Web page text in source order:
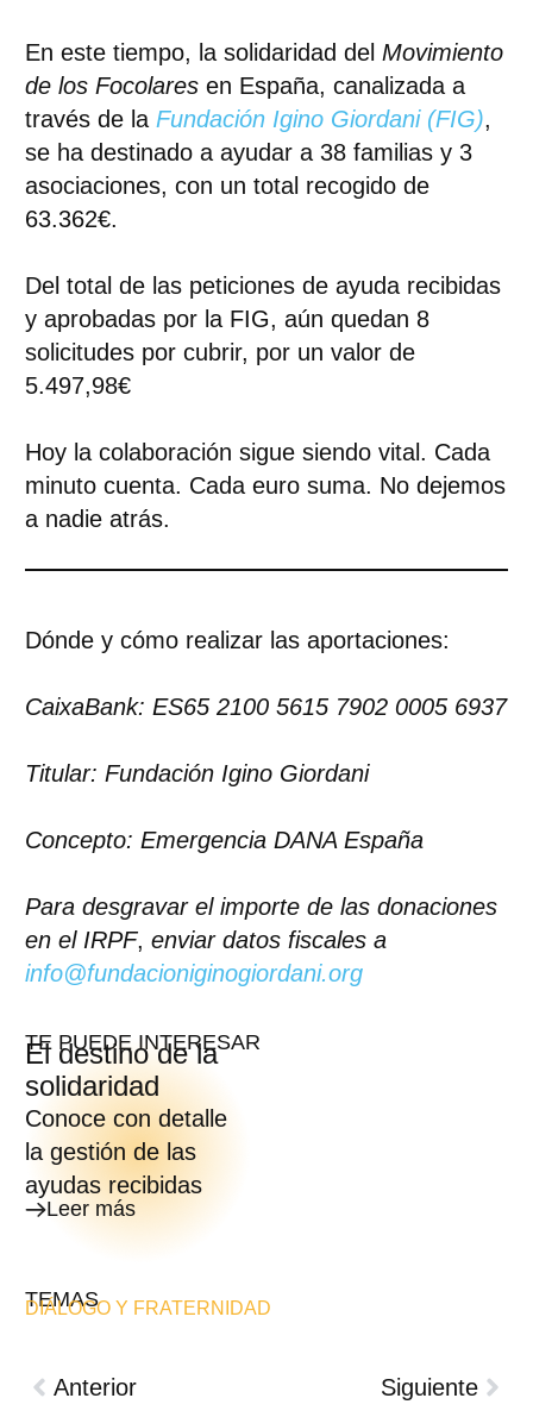
En este tiempo, la solidaridad del Movimiento
de los Focolaresen España, canalizada a
través de la Fundación Igino Giordani (FIG),
se ha destinado a ayudar a 38 familias y 3
asociaciones, con un total recogido de
63.362€.
Del total de las peticiones de ayuda recibidas
y aprobadas por la FIG, aún quedan 8
solicitudes por cubrir, por un valor de
5.497,98€
Hoy la colaboración sigue siendo vital. Cada
minuto cuenta. Cada euro suma. No dejemos
a nadie atrás.
Dónde y cómo realizar las aportaciones:
CaixaBank: ES65 2100 5615 7902 0005 6937
Titular: Fundación Igino Giordani
Concepto: Emergencia DANA España
Para desgravar el importe de las donaciones
en el IRPF, enviar datos fiscales a
info@fundacioniginogiordani.org
TE PUEDE INTERESAR
El destino de la
solidaridad
Conoce con detalle
la gestión de las
ayudas recibidas
Leer más
TEMAS
DIÁLOGO Y FRATERNIDAD
Anterior Siguiente